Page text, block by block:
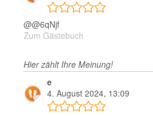
@@6qNjf
Zum Gästebuch
Hier zählt Ihre Meinung!
e
4. August 2024, 13:09